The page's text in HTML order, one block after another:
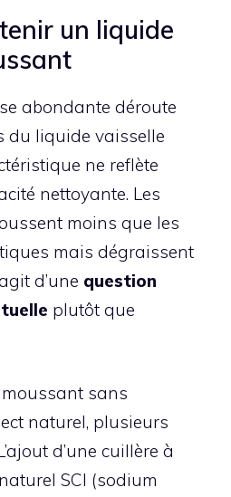
un liquide
abondante déroute
du liquide vaisselle
ne reflète
nettoyante. Les
moins que les
mais dégraissent
d’une question
plutôt que
sans
naturel, plusieurs
d’une cuillère à
SCI (sodium